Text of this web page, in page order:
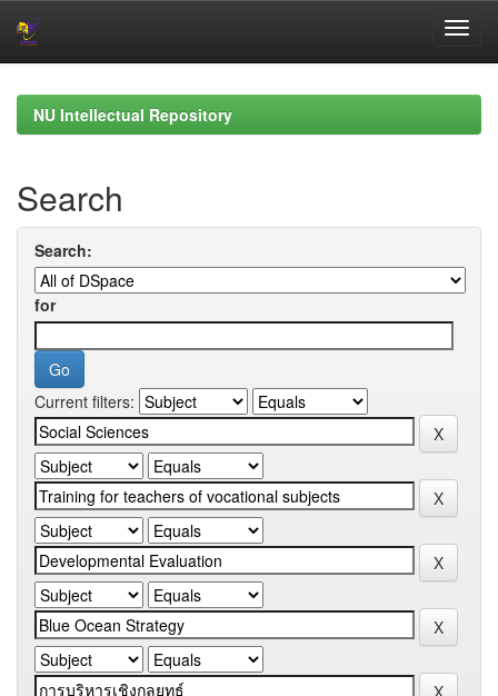
navigationNU Intellectual Repository
Search
Search:
for
Current filters: